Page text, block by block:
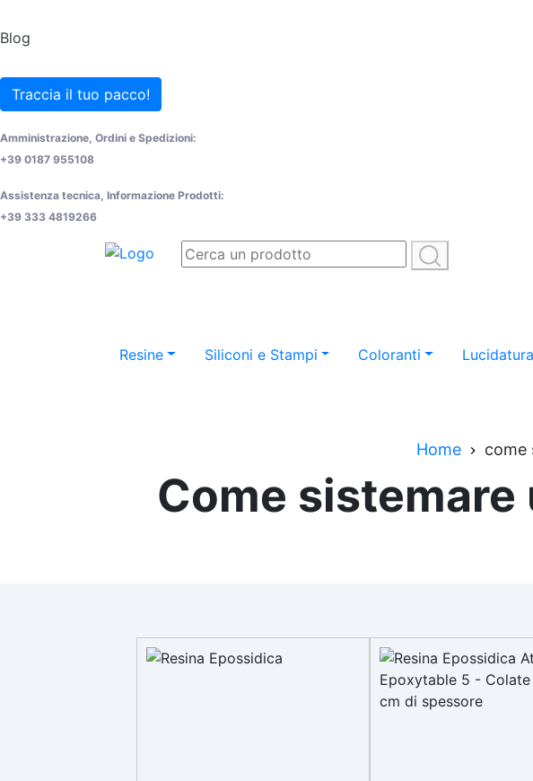
Blog
Traccia il tuo pacco!
Amministrazione, Ordini e Spedizioni:
+39 0187 955108
Assistenza tecnica, Informazione Prodotti:
+39 333 4819266
Resine Siliconi e Stampi Coloranti
Home come
Come